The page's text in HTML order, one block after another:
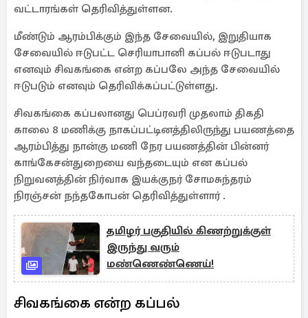
வட்டாரங்கள் தெரிவித்துள்ளன.
மீண்டும் ஆரம்பிக்கும் இந்த சேவையில், இறுதியாக
சேவையில் ஈடுபட்ட செரியாபானி கப்பல் ஈடுபடாது
எனவும் சிவகங்கை என்ற கப்பலே அந்த சேவையில்
ஈடுபடும் எனவும் தெரிவிக்கப்பட்டுள்ளது.
சிவகங்கை கப்பலானது பெப்ரவரி முதலாம் திகதி
காலை 8 மணிக்கு நாகப்பட்டினத்திலிருந்து பயணத்தை
ஆரம்பித்து நான்கு மணி நேர பயணத்தின் பின்னர்
காங்கேசன்துறையை வந்தடையும் என கப்பல்
நிறுவனத்தின் நிர்வாக இயக்குநர் சோமசுந்தரம்
நிரஞ்சன் நந்தகோபன் தெரிவித்துள்ளார் .
தமிழர் பகுதியில் கிணற்றுக்குள்
இருந்து வரும்
மண்ணெண்ணெய்!
சிவகங்கை என்ற கப்பல்